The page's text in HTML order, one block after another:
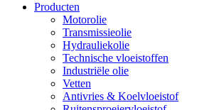
Producten
Motorolie
Transmissieolie
Hydrauliekolie
Technische vloeistoffen
Industriële olie
Vetten
Antivries & Koelvloeistof